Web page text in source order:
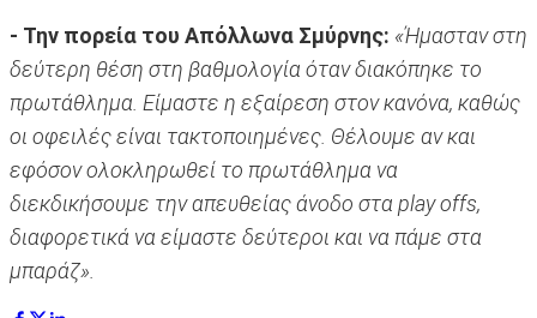
- Την πορεία του Απόλλωνα Σμύρνης: «Ήμασταν στη
δεύτερη θέση στη βαθμολογία όταν διακόπηκε το
πρωτάθλημα. Είμαστε η εξαίρεση στον κανόνα, καθώς
οι οφειλές είναι τακτοποιημένες. Θέλουμε αν και
εφόσον ολοκληρωθεί το πρωτάθλημα να
διεκδικήσουμε την απευθείας άνοδο στα play offs,
διαφορετικά να είμαστε δεύτεροι και να πάμε στα
μπαράζ».